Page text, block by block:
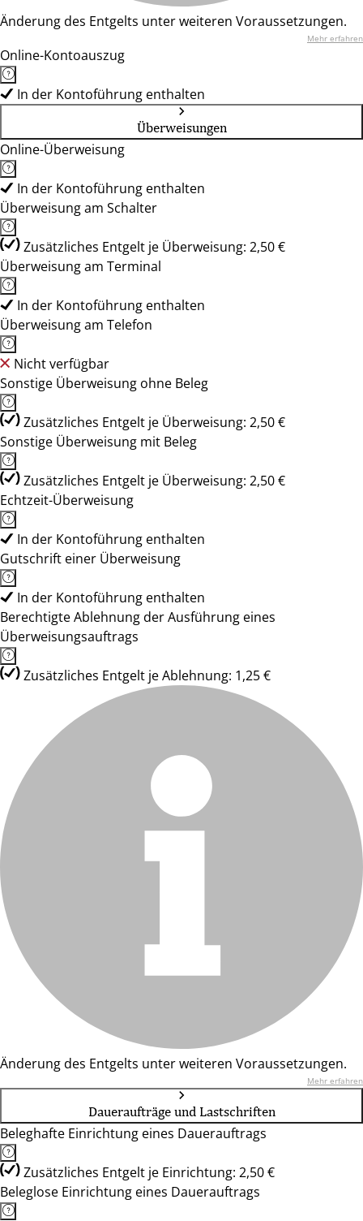
Änderung des Entgelts unter weiteren Voraussetzungen.
Mehr erfahren
Online-Kontoauszug
In der Kontoführung enthalten
Überweisungen
Online-Überweisung
In der Kontoführung enthalten
Überweisung am Schalter
Zusätzliches Entgelt je Überweisung: 2,50 €
Überweisung am Terminal
In der Kontoführung enthalten
Überweisung am Telefon
Nicht verfügbar
Sonstige Überweisung ohne Beleg
Zusätzliches Entgelt je Überweisung: 2,50 €
Sonstige Überweisung mit Beleg
Zusätzliches Entgelt je Überweisung: 2,50 €
Echtzeit-Überweisung
In der Kontoführung enthalten
Gutschrift einer Überweisung
In der Kontoführung enthalten
Berechtigte Ablehnung der Ausführung eines
Überweisungsauftrags
Zusätzliches Entgelt je Ablehnung: 1,25 €
Änderung des Entgelts unter weiteren Voraussetzungen.
Mehr erfahren
Daueraufträge und Lastschriften
Beleghafte Einrichtung eines Dauerauftrags
Zusätzliches Entgelt je Einrichtung: 2,50 €
Beleglose Einrichtung eines Dauerauftrags